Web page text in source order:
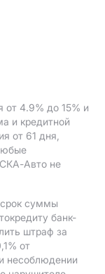
от 4.9% до 15% и
и кредитной
от 61 дня,
Авто не
суммы
банк-
штраф за
от
несоблюдении